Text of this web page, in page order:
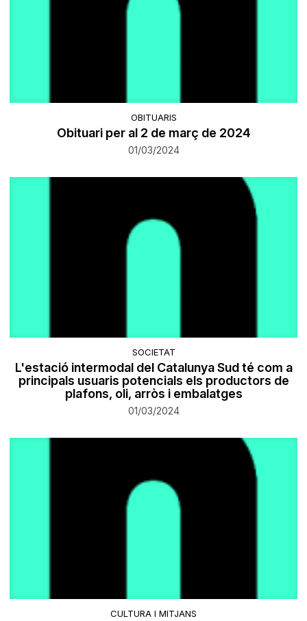
OBITUARIS
Obituari per al 2 de març de 2024
01/03/2024
SOCIETAT
L'estació intermodal del Catalunya Sud té com a
principals usuaris potencials els productors de
plafons, oli, arròs i embalatges
01/03/2024
CULTURA I MITJANS